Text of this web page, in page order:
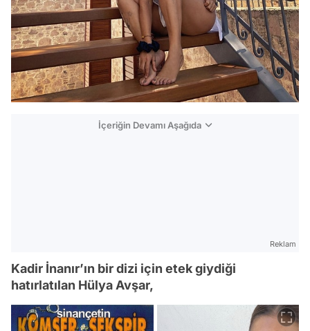
İçeriğin Devamı Aşağıda
Reklam
Kadir İnanır’ın bir dizi için etek giydiği
hatırlatılan Hülya Avşar,